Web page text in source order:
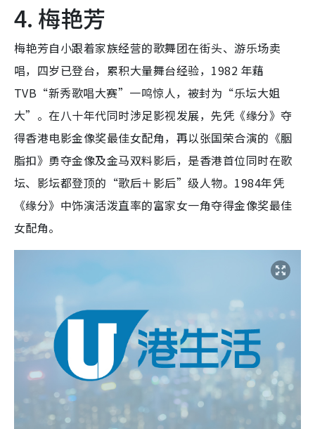
4. 梅艳芳
梅艳芳自小跟着家族经营的歌舞团在街头、游乐场卖
唱，四岁已登台，累积大量舞台经验，1982 年藉
TVB“新秀歌唱大赛”一鸣惊人，被封为“乐坛大姐
大”。在八十年代同时涉足影视发展，先凭《缘分》夺
得香港电影金像奖最佳女配角，再以张国荣合演的《胭
脂扣》勇夺金像及金马双料影后，是香港首位同时在歌
坛、影坛都登顶的“歌后＋影后”级人物。1984年凭
《缘分》中饰演活泼直率的富家女一角夺得金像奖最佳
女配角。